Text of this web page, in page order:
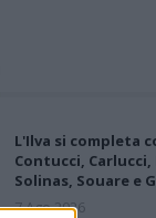
L'Ilva si completa
Contucci, Carlucci,
Solinas, Souare e
7 Ago 2026